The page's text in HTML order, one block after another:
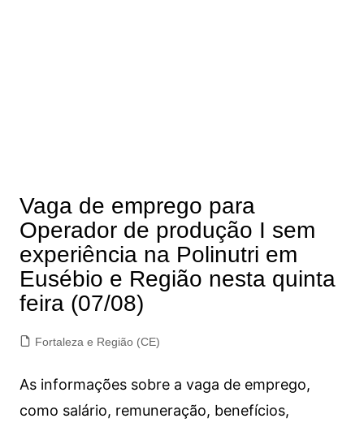
Vaga de emprego para
Operador de produção I sem
experiência na Polinutri em
Eusébio e Região nesta quinta
feira (07/08)
Fortaleza e Região (CE)
As informações sobre a vaga de emprego,
como salário, remuneração, benefícios,